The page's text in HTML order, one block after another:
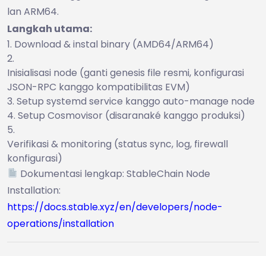
lan ARM64.
Langkah utama:
Download & instal binary (AMD64/ARM64)
Inisialisasi node (ganti genesis file resmi, konfigurasi
JSON-RPC kanggo kompatibilitas EVM)
Setup systemd service kanggo auto-manage node
Setup Cosmovisor (disaranaké kanggo produksi)
Verifikasi & monitoring (status sync, log, firewall
konfigurasi)
Dokumentasi lengkap: StableChain Node
Installation:
https://docs.stable.xyz/en/developers/node-
operations/installation